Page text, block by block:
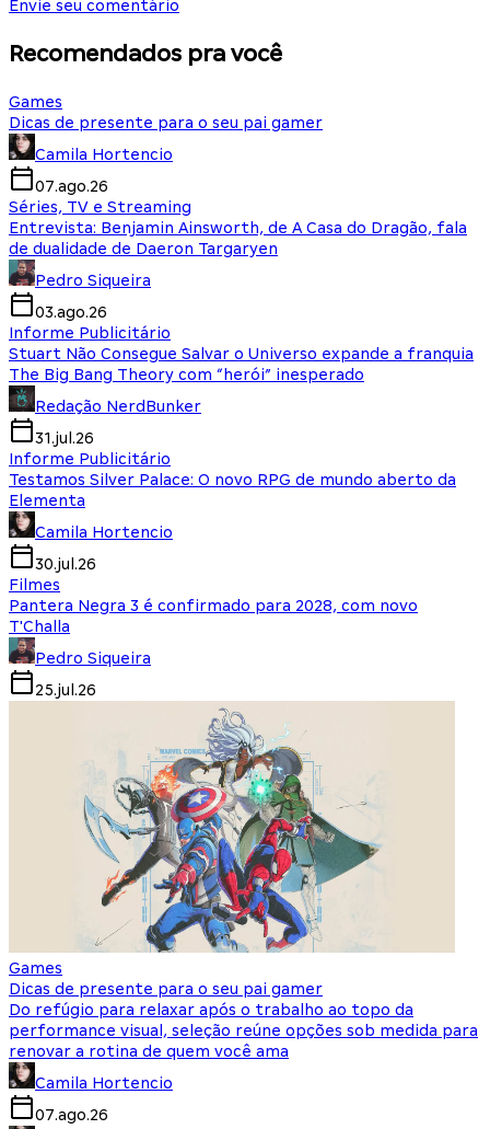
Envie seu comentário
Recomendados pra você
Games
Dicas de presente para o seu pai gamer
Camila Hortencio
07.ago.26
Séries, TV e Streaming
Entrevista: Benjamin Ainsworth, de A Casa do Dragão, fala
de dualidade de Daeron Targaryen
Pedro Siqueira
03.ago.26
Informe Publicitário
Stuart Não Consegue Salvar o Universo expande a franquia
The Big Bang Theory com “herói” inesperado
Redação NerdBunker
31.jul.26
Informe Publicitário
Testamos Silver Palace: O novo RPG de mundo aberto da
Elementa
Camila Hortencio
30.jul.26
Filmes
Pantera Negra 3 é confirmado para 2028, com novo
T'Challa
Pedro Siqueira
25.jul.26
Games
Dicas de presente para o seu pai gamer
Do refúgio para relaxar após o trabalho ao topo da
performance visual, seleção reúne opções sob medida para
renovar a rotina de quem você ama
Camila Hortencio
07.ago.26